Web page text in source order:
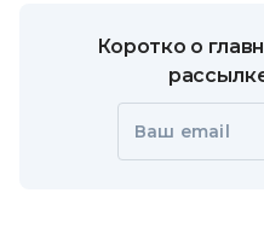
Коротко о
Ваш email